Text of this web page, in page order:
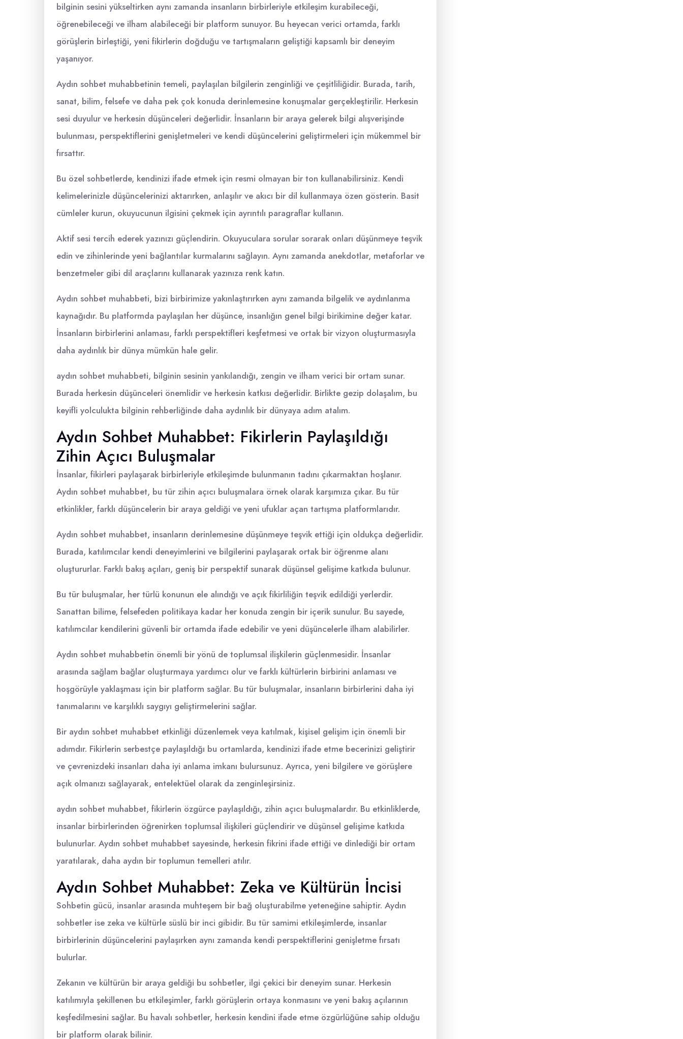
bilginin sesini yükseltirken aynı zamanda insanların birbirleriyle etkileşim kurabileceği,
öğrenebileceği ve ilham alabileceği bir platform sunuyor. Bu heyecan verici ortamda, farklı
görüşlerin birleştiği, yeni fikirlerin doğduğu ve tartışmaların geliştiği kapsamlı bir deneyim
yaşanıyor.
Aydın sohbet muhabbetinin temeli, paylaşılan bilgilerin zenginliği ve çeşitliliğidir. Burada, tarih,
sanat, bilim, felsefe ve daha pek çok konuda derinlemesine konuşmalar gerçekleştirilir. Herkesin
sesi duyulur ve herkesin düşünceleri değerlidir. İnsanların bir araya gelerek bilgi alışverişinde
bulunması, perspektiflerini genişletmeleri ve kendi düşüncelerini geliştirmeleri için mükemmel bir
fırsattır.
Bu özel sohbetlerde, kendinizi ifade etmek için resmi olmayan bir ton kullanabilirsiniz. Kendi
kelimelerinizle düşüncelerinizi aktarırken, anlaşılır ve akıcı bir dil kullanmaya özen gösterin. Basit
cümleler kurun, okuyucunun ilgisini çekmek için ayrıntılı paragraflar kullanın.
Aktif sesi tercih ederek yazınızı güçlendirin. Okuyuculara sorular sorarak onları düşünmeye teşvik
edin ve zihinlerinde yeni bağlantılar kurmalarını sağlayın. Aynı zamanda anekdotlar, metaforlar ve
benzetmeler gibi dil araçlarını kullanarak yazınıza renk katın.
Aydın sohbet muhabbeti, bizi birbirimize yakınlaştırırken aynı zamanda bilgelik ve aydınlanma
kaynağıdır. Bu platformda paylaşılan her düşünce, insanlığın genel bilgi birikimine değer katar.
İnsanların birbirlerini anlaması, farklı perspektifleri keşfetmesi ve ortak bir vizyon oluşturmasıyla
daha aydınlık bir dünya mümkün hale gelir.
aydın sohbet muhabbeti, bilginin sesinin yankılandığı, zengin ve ilham verici bir ortam sunar.
Burada herkesin düşünceleri önemlidir ve herkesin katkısı değerlidir. Birlikte gezip dolaşalım, bu
keyifli yolculukta bilginin rehberliğinde daha aydınlık bir dünyaya adım atalım.
Aydın Sohbet Muhabbet: Fikirlerin Paylaşıldığı
Zihin Açıcı Buluşmalar
İnsanlar, fikirleri paylaşarak birbirleriyle etkileşimde bulunmanın tadını çıkarmaktan hoşlanır.
Aydın sohbet muhabbet, bu tür zihin açıcı buluşmalara örnek olarak karşımıza çıkar. Bu tür
etkinlikler, farklı düşüncelerin bir araya geldiği ve yeni ufuklar açan tartışma platformlarıdır.
Aydın sohbet muhabbet, insanların derinlemesine düşünmeye teşvik ettiği için oldukça değerlidir.
Burada, katılımcılar kendi deneyimlerini ve bilgilerini paylaşarak ortak bir öğrenme alanı
oluştururlar. Farklı bakış açıları, geniş bir perspektif sunarak düşünsel gelişime katkıda bulunur.
Bu tür buluşmalar, her türlü konunun ele alındığı ve açık fikirliliğin teşvik edildiği yerlerdir.
Sanattan bilime, felsefeden politikaya kadar her konuda zengin bir içerik sunulur. Bu sayede,
katılımcılar kendilerini güvenli bir ortamda ifade edebilir ve yeni düşüncelerle ilham alabilirler.
Aydın sohbet muhabbetin önemli bir yönü de toplumsal ilişkilerin güçlenmesidir. İnsanlar
arasında sağlam bağlar oluşturmaya yardımcı olur ve farklı kültürlerin birbirini anlaması ve
hoşgörüyle yaklaşması için bir platform sağlar. Bu tür buluşmalar, insanların birbirlerini daha iyi
tanımalarını ve karşılıklı saygıyı geliştirmelerini sağlar.
Bir aydın sohbet muhabbet etkinliği düzenlemek veya katılmak, kişisel gelişim için önemli bir
adımdır. Fikirlerin serbestçe paylaşıldığı bu ortamlarda, kendinizi ifade etme becerinizi geliştirir
ve çevrenizdeki insanları daha iyi anlama imkanı bulursunuz. Ayrıca, yeni bilgilere ve görüşlere
açık olmanızı sağlayarak, entelektüel olarak da zenginleşirsiniz.
aydın sohbet muhabbet, fikirlerin özgürce paylaşıldığı, zihin açıcı buluşmalardır. Bu etkinliklerde,
insanlar birbirlerinden öğrenirken toplumsal ilişkileri güçlendirir ve düşünsel gelişime katkıda
bulunurlar. Aydın sohbet muhabbet sayesinde, herkesin fikrini ifade ettiği ve dinlediği bir ortam
yaratılarak, daha aydın bir toplumun temelleri atılır.
Aydın Sohbet Muhabbet: Zeka ve Kültürün İncisi
Sohbetin gücü, insanlar arasında muhteşem bir bağ oluşturabilme yeteneğine sahiptir. Aydın
sohbetler ise zeka ve kültürle süslü bir inci gibidir. Bu tür samimi etkileşimlerde, insanlar
birbirlerinin düşüncelerini paylaşırken aynı zamanda kendi perspektiflerini genişletme fırsatı
bulurlar.
Zekanın ve kültürün bir araya geldiği bu sohbetler, ilgi çekici bir deneyim sunar. Herkesin
katılımıyla şekillenen bu etkileşimler, farklı görüşlerin ortaya konmasını ve yeni bakış açılarının
keşfedilmesini sağlar. Bu havalı sohbetler, herkesin kendini ifade etme özgürlüğüne sahip olduğu
bir platform olarak bilinir.